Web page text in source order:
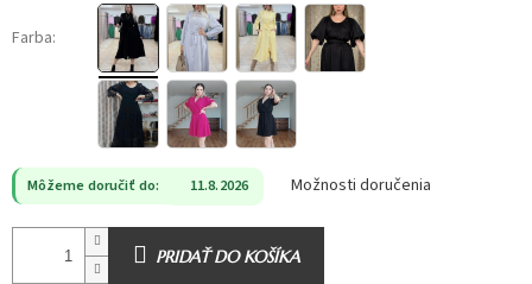
Farba:
Môžeme doručiť do: 11.8.2026 Možnosti doručenia
PRIDAŤ DO KOŠÍKA